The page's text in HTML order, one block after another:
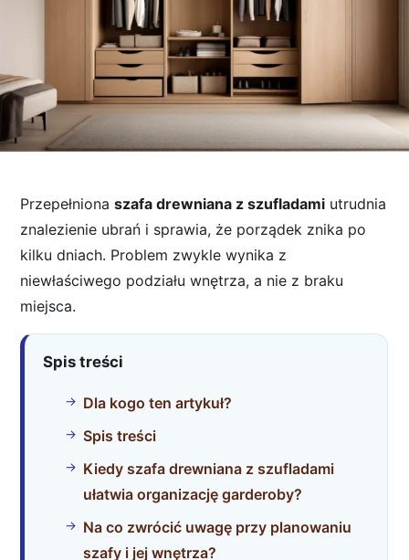
Przepełnionaszafa drewniana z szufladami utrudnia
znalezienie ubrań i sprawia, że porządek znika po
kilku dniach. Problem zwykle wynika z
niewłaściwego podziału wnętrza, a nie z braku
miejsca.
Spis treści
Dla kogo ten artykuł?
Spis treści
Kiedy szafa drewniana z szufladami
ułatwia organizację garderoby?
Na co zwrócić uwagę przy planowaniu
szafy i jej wnętrza?